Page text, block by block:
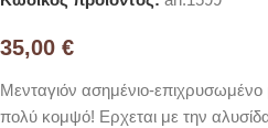
35,00 €
Μενταγιόν ασημένιο-
πολύ κομψό! Ερχεται με την